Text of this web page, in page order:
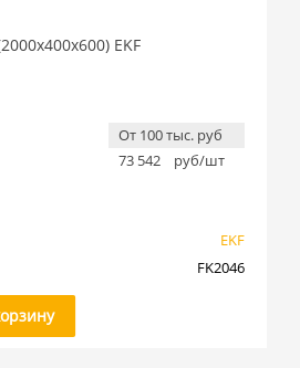
EKF
От 100 тыс. руб
73 542
руб/шт
EKF
FK2046